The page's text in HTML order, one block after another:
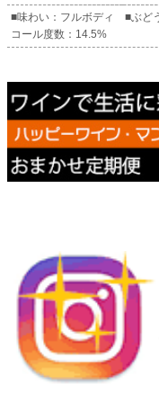
■味わい：フルボディ ■ぶど
コール度数：14.5%